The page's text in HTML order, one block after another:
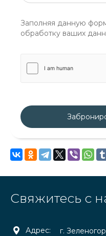
Заполняя данную
обработку ваших
Свяжитесь с
Адрес:
г.